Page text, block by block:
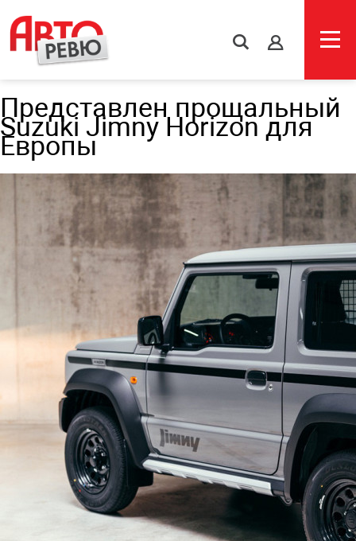
s
Представлен прощальный
Suzuki Jimny Horizon для
Европы